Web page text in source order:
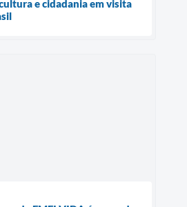
e cidadania em visita